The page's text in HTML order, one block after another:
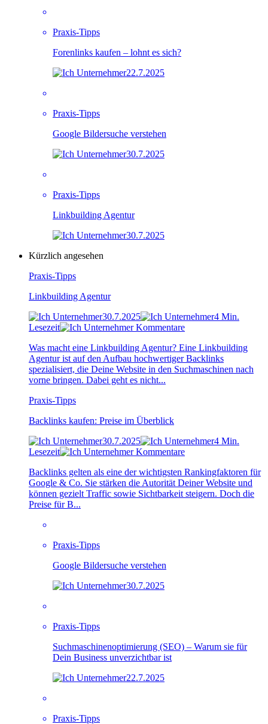
Praxis-Tipps
Forenlinks kaufen – lohnt es sich?
22.7.2025
Praxis-Tipps
Google Bildersuche verstehen
30.7.2025
Praxis-Tipps
Linkbuilding Agentur
30.7.2025
Kürzlich angesehen
Praxis-Tipps
Linkbuilding Agentur
30.7.2025
4 Min.
Lesezeit
Kommentare
Was macht eine Linkbuilding Agentur? Eine Linkbuilding
Agentur ist auf den Aufbau hochwertiger Backlinks
spezialisiert, die Deine Website in den Suchmaschinen nach
vorne bringen. Dabei geht es nicht...
Praxis-Tipps
Backlinks kaufen: Preise im Überblick
30.7.2025
4 Min.
Lesezeit
Kommentare
Backlinks gelten als eine der wichtigsten Rankingfaktoren für
Google & Co. Sie stärken die Autorität Deiner Website und
können gezielt Traffic sowie Sichtbarkeit steigern. Doch die
Preise für B...
Praxis-Tipps
Google Bildersuche verstehen
30.7.2025
Praxis-Tipps
Suchmaschinenoptimierung (SEO) – Warum sie für
Dein Business unverzichtbar ist
22.7.2025
Praxis-Tipps